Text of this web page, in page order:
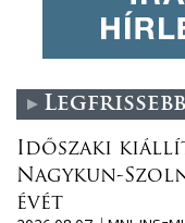
Időszaki
Nagykun-
évét